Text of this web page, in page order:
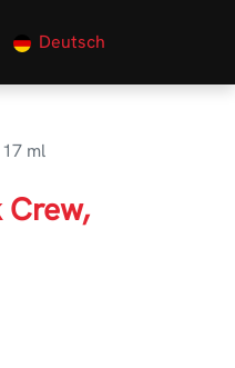
Deutsch
ml
Crew,